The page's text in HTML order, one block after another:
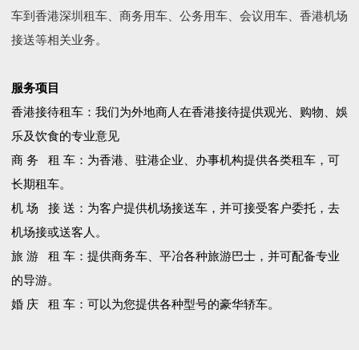
车到香港深圳租车、商务用车、公务用车、会议用车、香港机场
接送等相关业务。
服务项目
香港接待租车：我们为外地商人在香港接待提供观光、购物、娛
乐及饮食的专业意见
商 务 租 车：为香港、驻港企业、办事机构提供各类租车，可
长期租车。
机 场 接 送：为客户提供机场接送车，并可接受客户委托，去
机场接或送客人。
旅 游 租 车：提供商务车、平冶各种旅游巴士，并可配备专业
的导游。
婚 庆 租 车：可以为您提供各种型号的豪华轿车。